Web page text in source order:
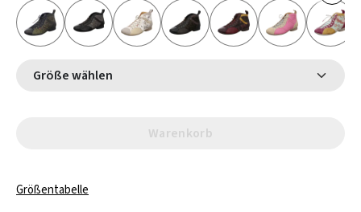
Größe wählen
Warenkorb
Größentabelle